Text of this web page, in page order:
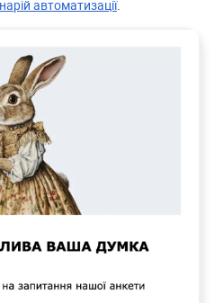
автоматизації.